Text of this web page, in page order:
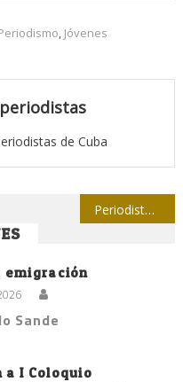
, Jóvenes
de Cuba
Periodistas tuneros se mueven entre verde y por la Paz
emigración
Sande
a I Coloquio